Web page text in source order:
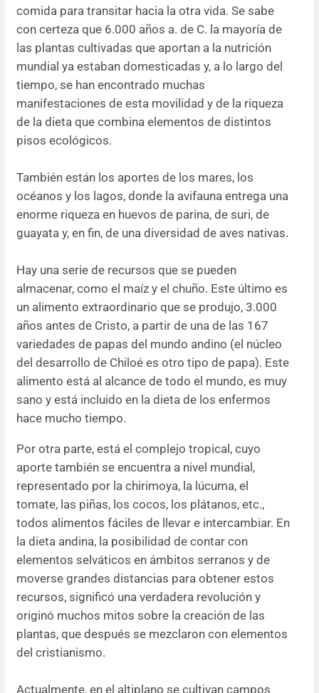
comida para transitar hacia la otra vida. Se sabe
con certeza que 6.000 años a. de C. la mayoría de
las plantas cultivadas que aportan a la nutrición
mundial ya estaban domesticadas y, a lo largo del
tiempo, se han encontrado muchas
manifestaciones de esta movilidad y de la riqueza
de la dieta que combina elementos de distintos
pisos ecológicos.
También están los aportes de los mares, los
océanos y los lagos, donde la avifauna entrega una
enorme riqueza en huevos de parina, de suri, de
guayata y, en fin, de una diversidad de aves nativas.
Hay una serie de recursos que se pueden
almacenar, como el maíz y el chuño. Este último es
un alimento extraordinario que se produjo, 3.000
años antes de Cristo, a partir de una de las 167
variedades de papas del mundo andino (el núcleo
del desarrollo de Chiloé es otro tipo de papa). Este
alimento está al alcance de todo el mundo, es muy
sano y está incluido en la dieta de los enfermos
hace mucho tiempo.
Por otra parte, está el complejo tropical, cuyo
aporte también se encuentra a nivel mundial,
representado por la chirimoya, la lúcuma, el
tomate, las piñas, los cocos, los plátanos, etc.,
todos alimentos fáciles de llevar e intercambiar. En
la dieta andina, la posibilidad de contar con
elementos selváticos en ámbitos serranos y de
moverse grandes distancias para obtener estos
recursos, significó una verdadera revolución y
originó muchos mitos sobre la creación de las
plantas, que después se mezclaron con elementos
del cristianismo.
Actualmente, en el altiplano se cultivan campos